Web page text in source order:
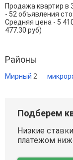
Продажа квартир в
- 52 объявления
Средняя цена - 5
477.30 руб)
Районы
Мирный 2
Подберем
Низкие
платежом